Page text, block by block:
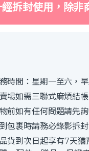
拆封使用，除
時間：星期一至六，
場如需三聯式麻煩結
前如有任何問題請先
包裹時請務必錄影拆
貨到次日起享有7天猶